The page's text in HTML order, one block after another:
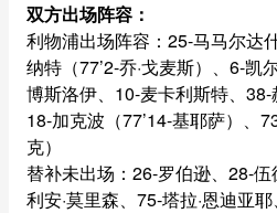
双方出场阵容：
利物浦出场阵容：25-马马尔达
纳特（77’2-乔·戈麦斯）、6-凯
博斯洛伊、10-麦卡利斯特、38-
18-加克波（77’14-基耶萨）、
克）
替补未出场：26-罗伯逊、28-
利安·莫里森、75-塔拉·恩迪亚